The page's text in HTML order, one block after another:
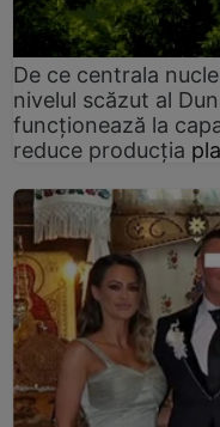
De ce centrala
nivelul scăzut al
funcționează la
reduce producția